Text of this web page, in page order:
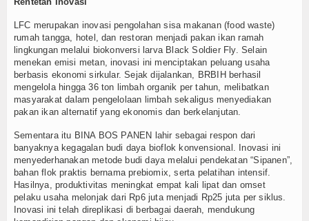
LFC merupakan inovasi pengolahan sisa makanan (food waste)
rumah tangga, hotel, dan restoran menjadi pakan ikan ramah
lingkungan melalui biokonversi larva Black Soldier Fly. Selain
menekan emisi metan, inovasi ini menciptakan peluang usaha
berbasis ekonomi sirkular. Sejak dijalankan, BRBIH berhasil
mengelola hingga 36 ton limbah organik per tahun, melibatkan
masyarakat dalam pengelolaan limbah sekaligus menyediakan
pakan ikan alternatif yang ekonomis dan berkelanjutan.
Sementara itu BINA BOS PANEN lahir sebagai respon dari
banyaknya kegagalan budi daya bioflok konvensional. Inovasi ini
menyederhanakan metode budi daya melalui pendekatan “Sipanen”,
bahan flok praktis bernama prebiomix, serta pelatihan intensif.
Hasilnya, produktivitas meningkat empat kali lipat dan omset
pelaku usaha melonjak dari Rp6 juta menjadi Rp25 juta per siklus.
Inovasi ini telah direplikasi di berbagai daerah, mendukung